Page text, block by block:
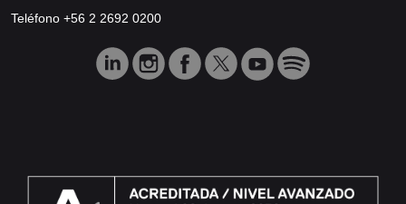
Teléfono +56 2 2692 0200